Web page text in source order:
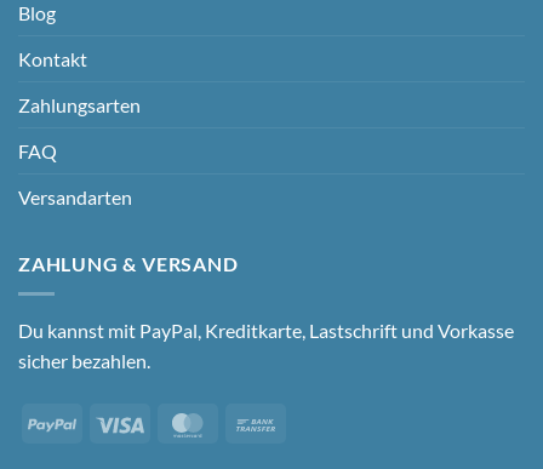
Blog
Kontakt
Zahlungsarten
FAQ
Versandarten
ZAHLUNG & VERSAND
Du kannst mit PayPal, Kreditkarte, Lastschrift und Vorkasse
sicher bezahlen.
PayPal Visa MasterCard